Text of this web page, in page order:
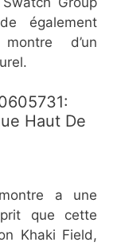
également
d’un
Haut De
a une
que cette
Khaki Field,